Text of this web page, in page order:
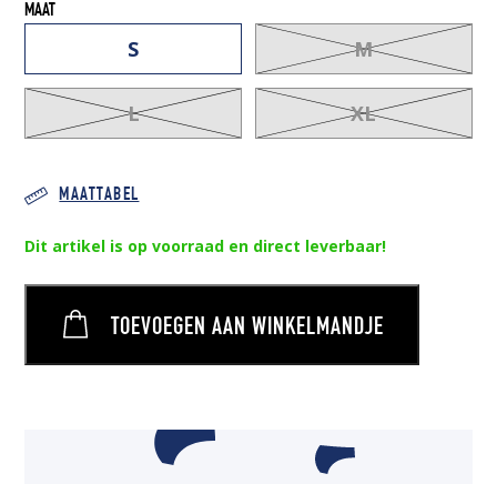
MAAT
S M
L XL
MAATTABEL
Dit artikel is op voorraad en direct leverbaar!
TOEVOEGEN AAN WINKELMANDJE